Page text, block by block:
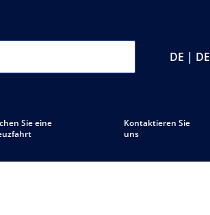
DE | DE
Sie eine
Kontaktieren Sie
uns